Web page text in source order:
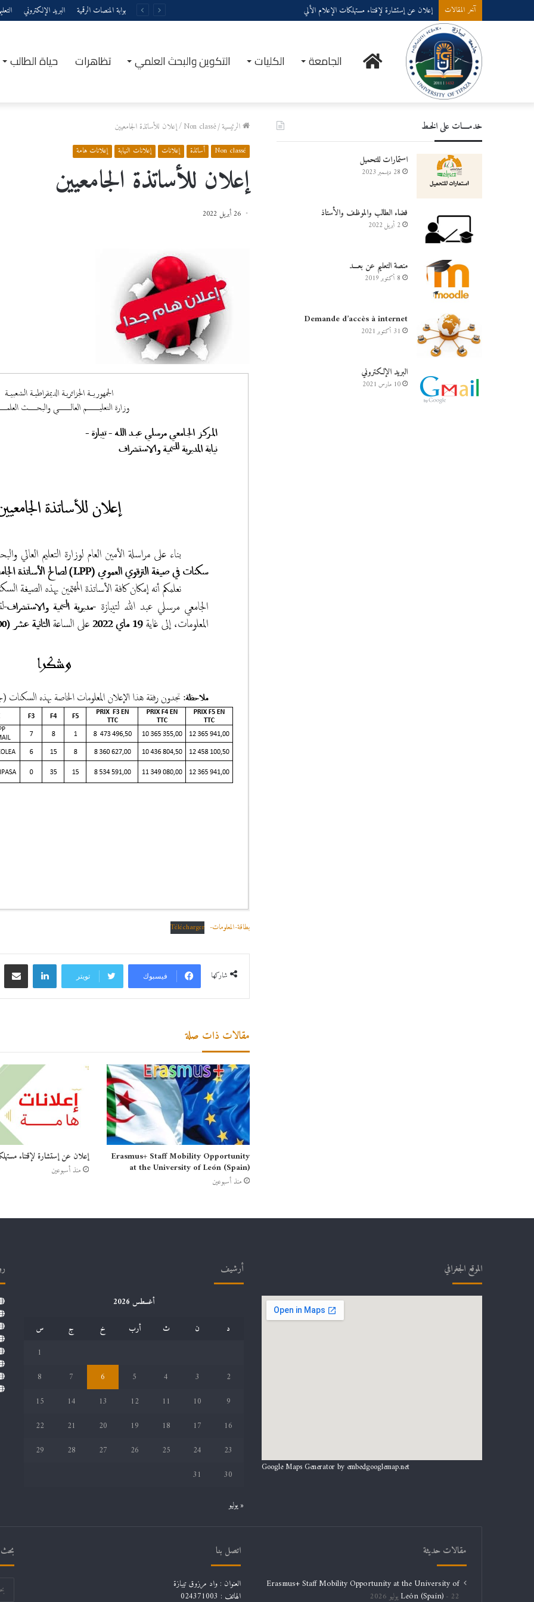
آخر المقالات إعلان عن إستشارة لإقتناء مستهلكات الإعلام الألي بوابة المنصات الرقمية البريد الإلكتروني
الرئيسيةالجامعة الكليات التكوين والبحث العلمي تظاهرات حياة الطالب
الرئيسية/
Non classé
/إعلان للأساتذة الجامعيين
Non classé أساتذة إعلانات إعلانات النيابة إعلانات هامة
إعلان للأساتذة الجامعيين
26 أبريل 2022
بطاقة-المعلومات- Télécharger
شاركها فيسبوك تويتر
لينكدإن
مقالات ذات صلة
Erasmus+ Staff Mobility Opportunity
at the University of León (Spain)
منذ أسبوعين
إعلان عن إستشارة لإقتناء
منذ أسبوعين
خدمــــات على الخـط
استمارات للتحميل
28 ديسمبر 2023
فضاء الطالب والموظف والأستاذ
2 أبريل 2022
منصة التعليم عن بعـــد
8 أكتوبر 2019
Demande d’accès à internet
31 أكتوبر 2021
البريد الإلكتروني
10 مارس 2021
الموقع الجغرافي
Google Maps Generator by embedgooglemap.net
أرشيف
أغسطس 2026
د
ن ث أرب خ ج
س
1
2
3
4
5
6
7
8
9
10
11
12
13
14
15
16
17
18
19
20
21
22
23
24
25
26
27
28
29
30
31
« يوليو
مقالات حديثة
Erasmus+ Staff Mobility Opportunity at the University of
León (Spain)
22 يوليو 2026
اتصل بنا
العنوان : واد مرزوق تيبازة
الهاتف : 024371003
بحث